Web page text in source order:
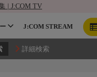
| J:COM TV
J:COM STREAM
詳細検索